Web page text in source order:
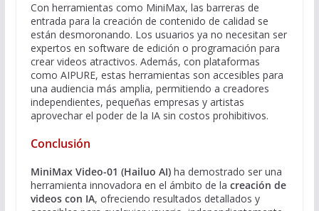
Con herramientas como MiniMax, las barreras de
entrada para la creación de contenido de calidad se
están desmoronando. Los usuarios ya no necesitan ser
expertos en software de edición o programación para
crear videos atractivos. Además, con plataformas
como AIPURE, estas herramientas son accesibles para
una audiencia más amplia, permitiendo a creadores
independientes, pequeñas empresas y artistas
aprovechar el poder de la IA sin costos prohibitivos.
Conclusión
MiniMax Video-01 (Hailuo AI)ha demostrado ser una
herramienta innovadora en el ámbito de la creación de
videos con IA, ofreciendo resultados detallados y